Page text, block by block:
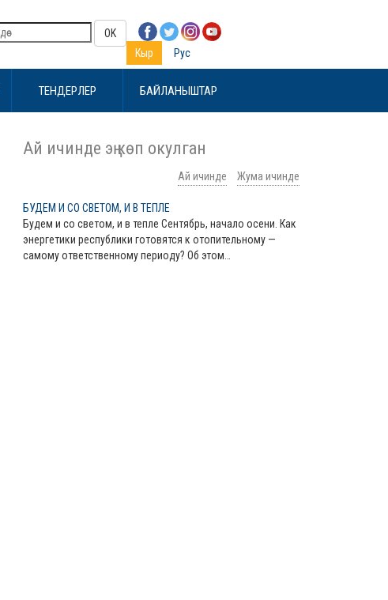
OK
Кыр
Рус
ТЕНДЕРЛЕР БАЙЛАНЫШТАР
Ай ичинде эң көп окулган
Ай ичинде Жума ичинде
БУДЕМ И СО СВЕТОМ, И В ТЕПЛЕ
Будем и со светом, и в тепле Сентябрь, начало осени. Как
энергетики республики готовятся к отопительному —
самому ответственному периоду? Об этом…